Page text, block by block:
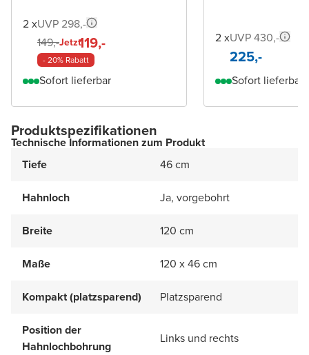
2 xUVP 298,-
149,-Jetzt119,-
- 20% Rabatt
Sofort lieferbar
2 xUVP 430,-
225,-
Sofort lieferbar
Produktspezifikationen
Technische Informationen zum Produkt
Tiefe
46 cm
Hahnloch Ja, vorgebohrt
Breite 120 cm
Maße 120 x 46 cm
Kompakt (platzsparend) Platzsparend
Position der
Hahnlochbohrung
Links und rechts